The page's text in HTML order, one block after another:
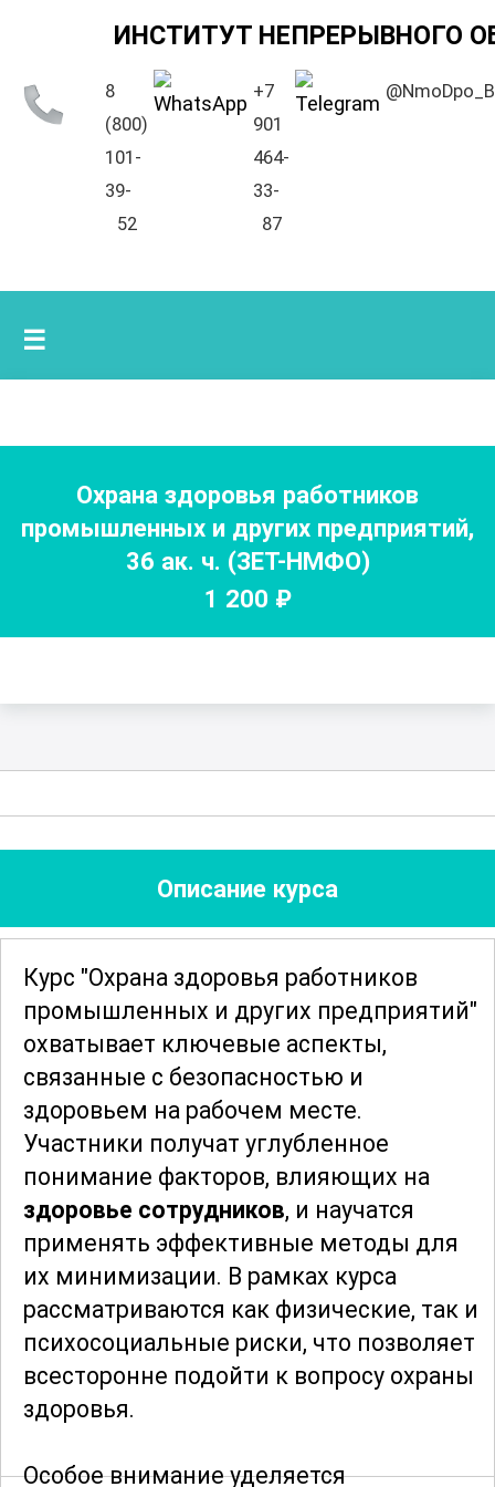
ИНСТИТУТ НЕПРЕРЫВНОГО
8
(800)
101-
39-
52
+7
901
464-
33-
87
☰
Охрана здоровья работников
промышленных и других предприятий,
36 ак. ч. (ЗЕТ-НМФО)
1 200 ₽
Описание курса
Курс "Охрана здоровья работников
промышленных и других предприятий"
охватывает ключевые аспекты,
связанные с безопасностью и
здоровьем на рабочем месте.
Участники получат углубленное
понимание факторов, влияющих на
здоровье сотрудников, и научатся
применять эффективные методы для
их минимизации. В рамках курса
рассматриваются как физические, так и
психосоциальные риски, что позволяет
всесторонне подойти к вопросу охраны
здоровья.
Особое внимание уделяется